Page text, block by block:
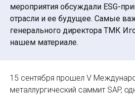
мероприятия обсуждали ESG-
отрасли и ее будущее. Самые
генерального директора ТМК
нашем материале.
15 сентября прошел V
металлургический саммит SAP,